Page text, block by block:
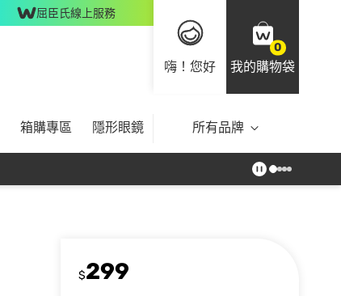
屈臣氏線上服務
嗨！您好
0
我的購物袋
箱購專區 隱形眼鏡 所有品牌
$299